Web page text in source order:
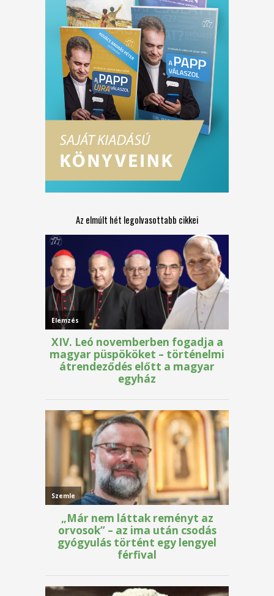
Az elmúlt hét legolvasottabb cikkei